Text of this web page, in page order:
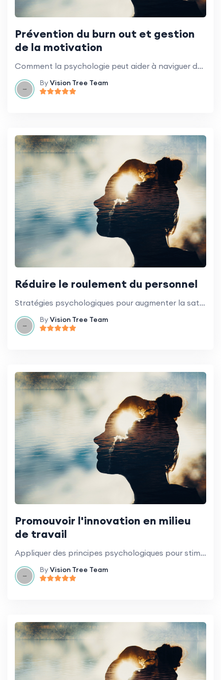
Prévention du burn out et gestion
de la motivation
Comment la psychologie peut aider à naviguer dans le changement organisationnel.
ByVision Tree Team
Réduire le roulement du personnel
Stratégies psychologiques pour augmenter la satisfaction et la rétention des employés.
ByVision Tree Team
Promouvoir l'innovation en milieu
de travail
Appliquer des principes psychologiques pour stimuler la créativité et l'innovation.
ByVision Tree Team